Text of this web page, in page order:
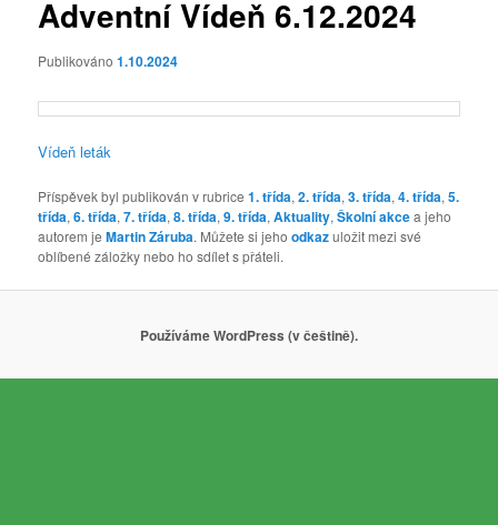
Adventní Vídeň 6.12.2024
Publikováno1.10.2024
Vídeň leták
Příspěvek byl publikován v rubrice1. třída,2. třída,3. třída,4. třída,5.
třída,6. třída,7. třída,8. třída,9. třída,Aktuality,Školní akcea jeho
autorem jeMartin Záruba. Můžete si jehoodkazuložit mezi své
oblíbené záložky nebo ho sdílet s přáteli.
Používáme WordPress (v češtině).